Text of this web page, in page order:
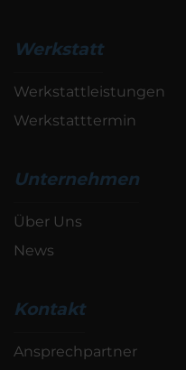
Werkstatt
Werkstattleistungen
Werkstatttermin
Unternehmen
Über Uns
News
Kontakt
Ansprechpartner